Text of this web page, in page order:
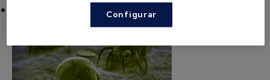
Os ácaros alimentam-se de células humanas?
Configurar